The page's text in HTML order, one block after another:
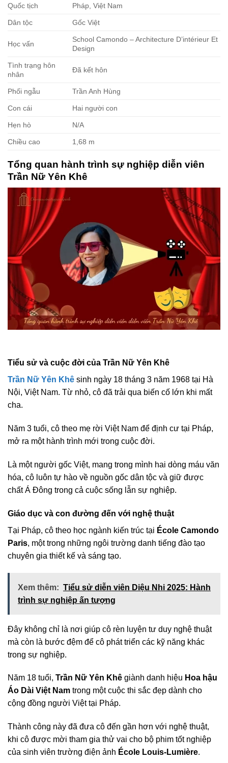
Quốc tịch Pháp, Việt Nam
Dân tộc Gốc Việt
Học vấn
School Camondo – Architecture D’intérieur Et
Design
Tình trạng hôn
nhân
Đã kết hôn
Phối ngẫu Trần Anh Hùng
Con cái Hai người con
Hẹn hò N/A
Chiều cao 1,68 m
Tổng quan hành trình sự nghiệp diễn viên
Trần Nữ Yên Khê
Tiểu sử và cuộc đời của Trần Nữ Yên Khê
Trần Nữ Yên Khê sinh ngày 18 tháng 3 năm 1968 tại Hà
Nội, Việt Nam. Từ nhỏ, cô đã trải qua biến cố lớn khi mất
cha.
Năm 3 tuổi, cô theo mẹ rời Việt Nam để định cư tại Pháp,
mở ra một hành trình mới trong cuộc đời.
Là một người gốc Việt, mang trong mình hai dòng máu văn
hóa, cô luôn tự hào về nguồn gốc dân tộc và giữ được
chất Á Đông trong cả cuộc sống lẫn sự nghiệp.
Giáo dục và con đường đến với nghệ thuật
Tại Pháp, cô theo học ngành kiến trúc tại École Camondo
Paris, một trong những ngôi trường danh tiếng đào tạo
chuyên gia thiết kế và sáng tạo.
Xem thêm: Tiểu sử diễn viên Diệu Nhi 2025: Hành
trình sự nghiệp ấn tượng
Đây không chỉ là nơi giúp cô rèn luyện tư duy nghệ thuật
mà còn là bước đệm để cô phát triển các kỹ năng khác
trong sự nghiệp.
Năm 18 tuổi, Trần Nữ Yên Khê giành danh hiệu Hoa hậu
Áo Dài Việt Nam trong một cuộc thi sắc đẹp dành cho
cộng đồng người Việt tại Pháp.
Thành công này đã đưa cô đến gần hơn với nghệ thuật,
khi cô được mời tham gia thử vai cho bộ phim tốt nghiệp
của sinh viên trường điện ảnh École Louis-Lumière.